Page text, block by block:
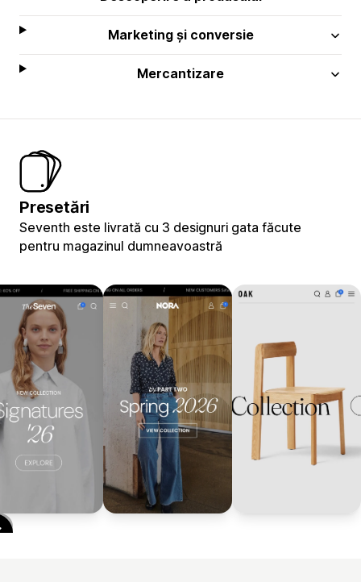
Marketing și conversie
Mercantizare
Presetări
Seventh este livrată cu 3 designuri gata făcute
pentru magazinul dumneavoastră